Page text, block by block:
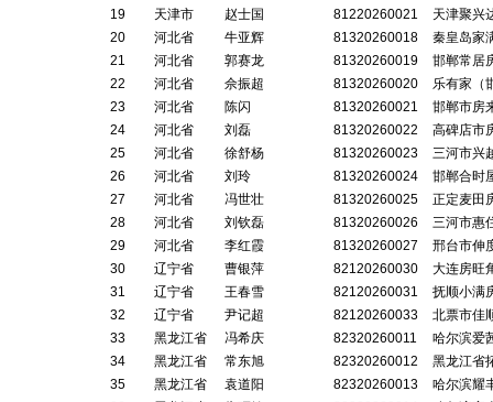
19
天津市 赵士国 81220260021
天津聚兴
20
河北省 牛亚辉 81320260018
秦皇岛家
21
河北省 郭赛龙 81320260019
邯郸常居
22
河北省 佘振超 81320260020
乐有家（
23
河北省 陈闪 81320260021
邯郸市房
24
河北省 刘磊 81320260022
高碑店市
25
河北省 徐舒杨 81320260023
三河市兴
26
河北省 刘玲 81320260024
邯郸合时
27
河北省 冯世壮 81320260025
正定麦田
28
河北省 刘钦磊 81320260026
三河市惠
29
河北省 李红霞 81320260027
邢台市伸
30
辽宁省 曹银萍 82120260030
大连房旺
31
辽宁省 王春雪 82120260031
抚顺小满
32
辽宁省 尹记超 82120260033
北票市佳
33
黑龙江省 冯希庆 82320260011
哈尔滨爱
34
黑龙江省 常东旭 82320260012
黑龙江省
35
黑龙江省 袁道阳 82320260013
哈尔滨耀